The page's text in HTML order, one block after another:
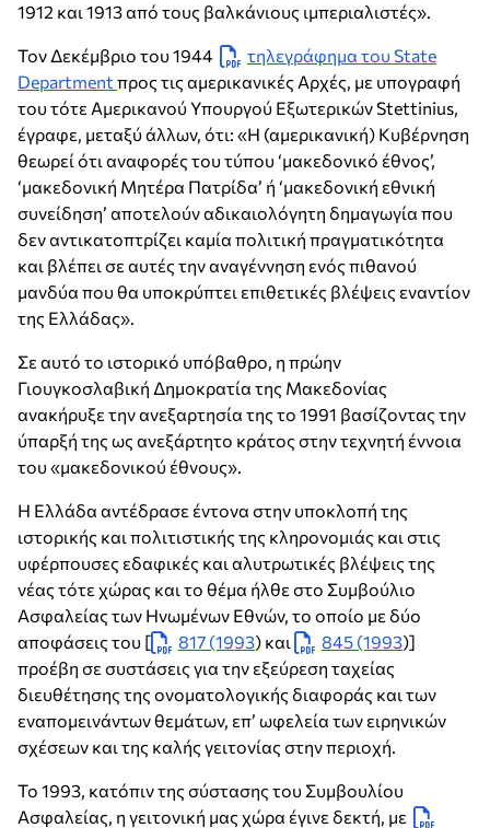
1912 και 1913 από τους βαλκάνιους ιμπεριαλιστές».
Τον Δεκέμβριο του 1944
τηλεγράφημα του State
Department προς τις αμερικανικές Αρχές, με υπογραφή
του τότε Αμερικανού Υπουργού Εξωτερικών Stettinius,
έγραφε, μεταξύ άλλων, ότι: «Η (αμερικανική) Κυβέρνηση
θεωρεί ότι αναφορές του τύπου ‘μακεδονικό έθνος’,
‘μακεδονική Μητέρα Πατρίδα’ ή ‘μακεδονική εθνική
συνείδηση’ αποτελούν αδικαιολόγητη δημαγωγία που
δεν αντικατοπτρίζει καμία πολιτική πραγματικότητα
και βλέπει σε αυτές την αναγέννηση ενός πιθανού
μανδύα που θα υποκρύπτει επιθετικές βλέψεις εναντίον
της Ελλάδας».
Σε αυτό το ιστορικό υπόβαθρο, η πρώην
Γιουγκοσλαβική Δημοκρατία της Μακεδονίας
ανακήρυξε την ανεξαρτησία της το 1991 βασίζοντας την
ύπαρξή της ως ανεξάρτητο κράτος στην τεχνητή έννοια
του «μακεδονικού έθνους».
Η Ελλάδα αντέδρασε έντονα στην υποκλοπή της
ιστορικής και πολιτιστικής της κληρονομιάς και στις
υφέρπουσες εδαφικές και αλυτρωτικές βλέψεις της
νέας τότε χώρας και το θέμα ήλθε στο Συμβούλιο
Ασφαλείας των Ηνωμένων Εθνών, το οποίο με δύο
αποφάσεις του [
817 (1993) και 845 (1993)]
προέβη σε συστάσεις για την εξεύρεση ταχείας
διευθέτησης της ονοματολογικής διαφοράς και των
εναπομεινάντων θεμάτων, επ’ ωφελεία των ειρηνικών
σχέσεων και της καλής γειτονίας στην περιοχή.
Το 1993, κατόπιν της σύστασης του Συμβουλίου
Ασφαλείας, η γειτονική μας χώρα έγινε δεκτή, με